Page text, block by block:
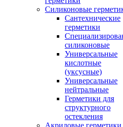
Силиконовые
Сантехнические
герметики
силиконовые
Универсальные
кислотные
(уксусные)
Универсальные
нейтральные
Герметики для
структурного
остекления
Акриловые герметики